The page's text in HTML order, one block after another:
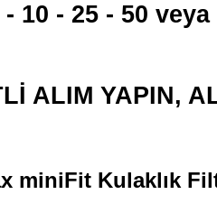
- 10 - 25 - 50
ALIM YAPIN,
miniFit Kulaklık